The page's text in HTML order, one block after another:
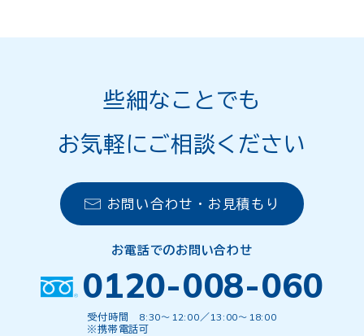
些細なことでも
お気軽にご相談ください
お問い合わせ・お見積もり
お電話でのお問い合わせ
0120-008-060
受付時間 8:30〜12:00／13:00〜18:00
※携帯電話可